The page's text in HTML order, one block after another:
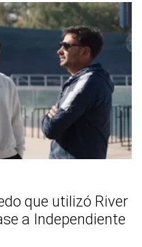
que utilizó River
a Independiente